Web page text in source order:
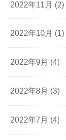
2022年11月 (2)
2022年10月 (1)
2022年9月 (4)
2022年8月 (3)
2022年7月 (4)